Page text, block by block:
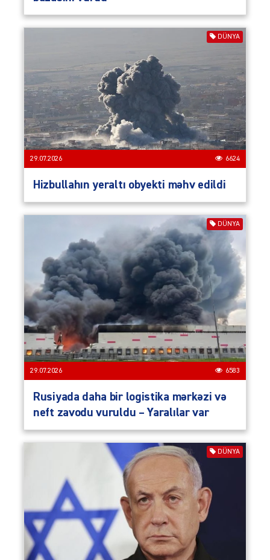
DÜNYA
29.07.2026 6624
Hizbullahın yeraltı obyekti məhv edildi
DÜNYA
29.07.2026 6583
Rusiyada daha bir logistika mərkəzi və
neft zavodu vuruldu – Yaralılar var
DÜNYA